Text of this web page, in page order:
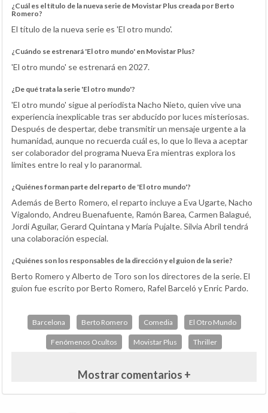
¿Cuál es el título de la nueva serie de Movistar Plus creada por Berto
Romero?
El título de la nueva serie es 'El otro mundo'.
¿Cuándo se estrenará 'El otro mundo' en Movistar Plus?
'El otro mundo' se estrenará en 2027.
¿De qué trata la serie 'El otro mundo'?
'El otro mundo' sigue al periodista Nacho Nieto, quien vive una
experiencia inexplicable tras ser abducido por luces misteriosas.
Después de despertar, debe transmitir un mensaje urgente a la
humanidad, aunque no recuerda cuál es, lo que lo lleva a aceptar
ser colaborador del programa Nueva Era mientras explora los
límites entre lo real y lo paranormal.
¿Quiénes forman parte del reparto de 'El otro mundo'?
Además de Berto Romero, el reparto incluye a Eva Ugarte, Nacho
Vigalondo, Andreu Buenafuente, Ramón Barea, Carmen Balagué,
Jordi Aguilar, Gerard Quintana y María Pujalte. Silvia Abril tendrá
una colaboración especial.
¿Quiénes son los responsables de la dirección y el guion de la serie?
Berto Romero y Alberto de Toro son los directores de la serie. El
guion fue escrito por Berto Romero, Rafel Barceló y Enric Pardo.
Barcelona Berto Romero Comedia El Otro Mundo
Fenómenos Ocultos Movistar Plus Thriller
Mostrar comentarios +